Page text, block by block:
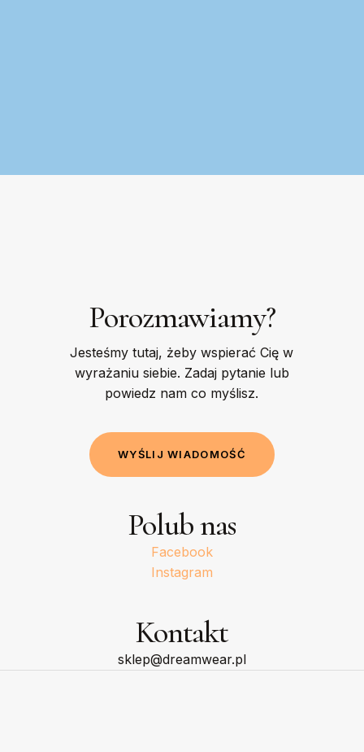
Porozmawiamy?
Jesteśmy tutaj, żeby wspierać Cię w
wyrażaniu siebie. Zadaj pytanie lub
powiedz nam co myślisz.
WYŚLI J WIADOMOŚĆ
Polub nas
Facebook
Instagram
Kontakt
sklep@dreamwear.pl